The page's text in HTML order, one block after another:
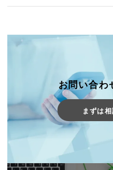
お問い合わ
まずは